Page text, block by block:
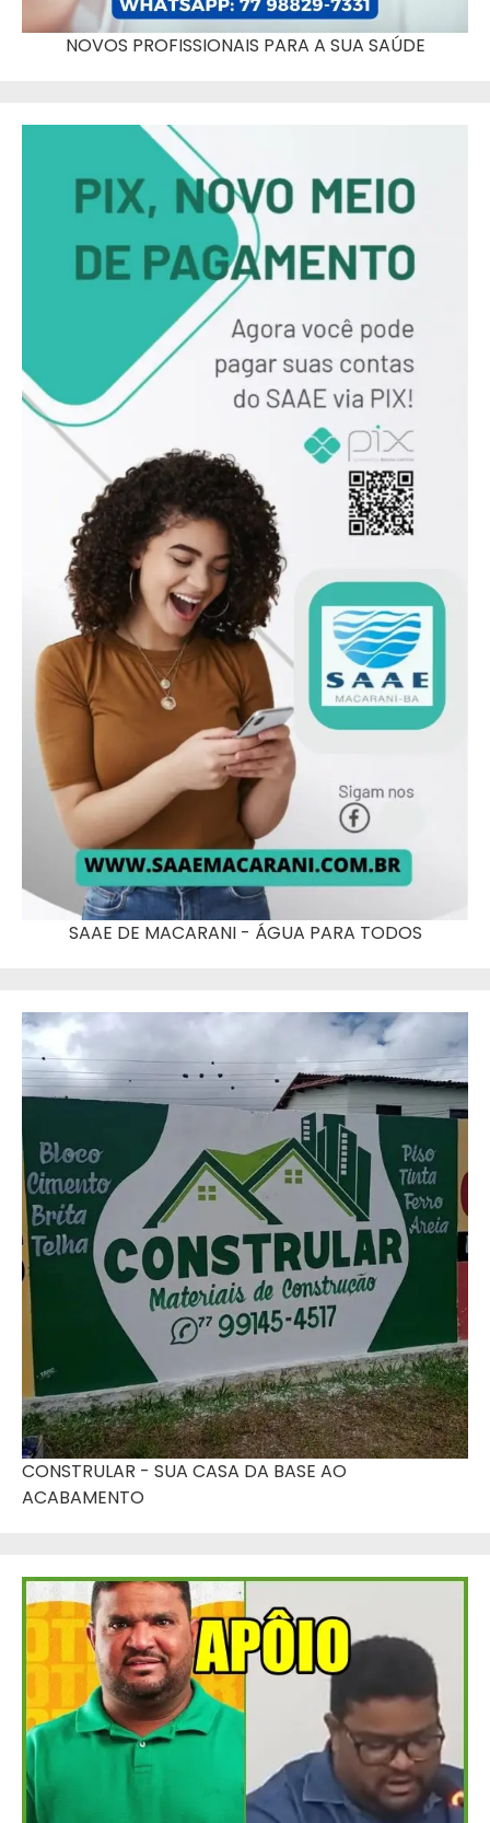
NOVOS PROFISSIONAIS PARA A SUA SAÚDE
SAAE DE MACARANI - ÁGUA PARA TODOS
CONSTRULAR - SUA CASA DA BASE AO
ACABAMENTO